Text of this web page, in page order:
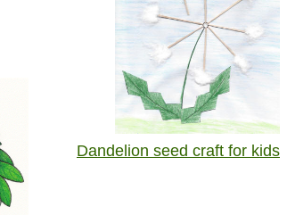
Dandelion seed craft for kids